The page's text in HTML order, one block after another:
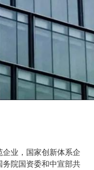
业，国家创新体系企
务院国资委和中宣部共